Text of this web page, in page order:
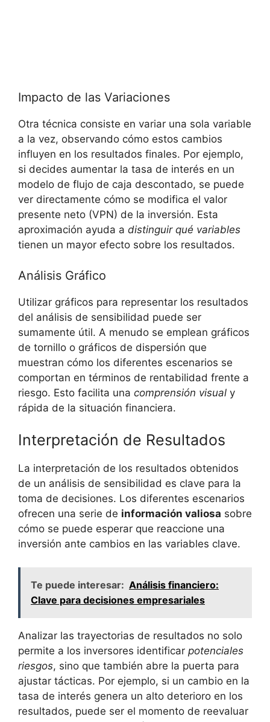
Impacto de las Variaciones
Otra ⁢técnica⁤ consiste en ⁤variar una sola variable
a‍ la vez, observando ⁣cómo estos cambios
influyen en los⁢ resultados finales. Por ejemplo,‍
si decides aumentar la tasa ​de interés en un
modelo de flujo de ⁣caja​ descontado, se puede
ver directamente cómo se modifica⁤ el ⁢valor
presente neto (VPN) de la inversión.‌ Esta
aproximación ayuda a distinguir⁤ qué⁢ variables
tienen un mayor ⁤efecto sobre los resultados.
Análisis Gráfico
Utilizar gráficos para representar los resultados
del análisis de ⁢sensibilidad puede ser⁢
sumamente útil. A ⁣menudo se emplean gráficos
de tornillo o gráficos de dispersión que​
muestran‌ cómo los diferentes escenarios ⁢se
comportan en términos de rentabilidad ‌frente⁣ a
riesgo.‌ Esto facilita una comprensión visual y
rápida de ‍la situación‌ financiera.
Interpretación de Resultados
La interpretación de los resultados obtenidos
de ⁣un análisis ‌de sensibilidad ‍es clave para la
toma ⁤de decisiones. Los ⁢diferentes escenarios
⁣ofrecen una serie de información valiosa sobre
cómo se puede esperar que reaccione una
⁣inversión ante cambios en las⁢ variables ⁤clave.
Te puede interesar: Análisis financiero:
Clave para decisiones empresariales
Analizar las‍ trayectorias de resultados no‍ solo
permite ⁢a⁣ los inversores identificar potenciales
riesgos, sino que también abre la puerta para
ajustar tácticas. Por ejemplo, ⁣si un cambio en la
tasa de‌ interés ⁤genera un alto ‍deterioro en ​los
resultados, puede ser el⁣ momento de reevaluar